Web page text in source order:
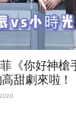
《你好神槍
甜劇來啦！